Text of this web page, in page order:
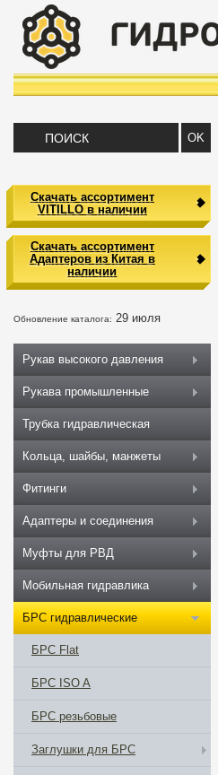
Скачать ассортимент
VITILLO в наличии
Скачать ассортимент
Адаптеров из Китая в
наличии
Обновление каталога: 29 июля
Рукав высокого давления
Рукава промышленные
Трубка гидравлическая
Кольца, шайбы, манжеты
Фитинги
Адаптеры и соединения
Муфты для РВД
Мобильная гидравлика
БРС гидравлические
БРС Flat
БРС ISO A
БРС резьбовые
Заглушки для БРС